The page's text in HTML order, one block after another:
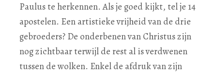
Paulus te herkennen. Als je goed kijkt, tel je 14
apostelen. Een artistieke vrijheid van de drie
gebroeders? De onderbenen van Christus zijn
nog zichtbaar terwijl de rest al is verdwenen
tussen de wolken. Enkel de afdruk van zijn